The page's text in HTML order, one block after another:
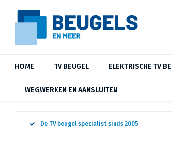
HOME TV BEUGEL ELEKTRISCHE TV
WEGWERKEN EN AANSLUITEN
De TV beugel specialist sinds 2005